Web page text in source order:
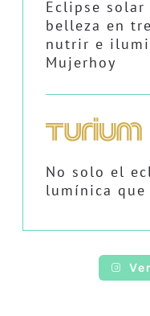
Eclipse
belleza en
nutrir e
Mujerhoy
No solo el
lumínica que